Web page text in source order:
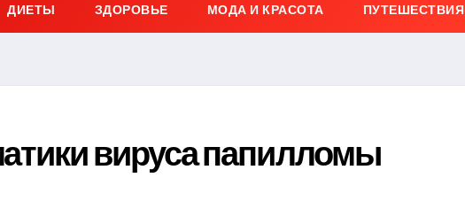
ДИЕТЫ ЗДОРОВЬЕ МОДА И КРАСОТА ПУТЕШЕСТВИЯ
вируса папилломы